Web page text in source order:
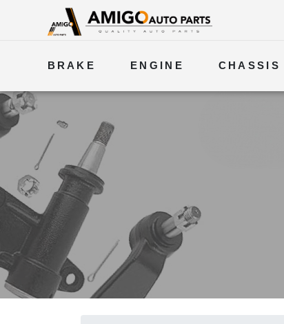
BRAKE ENGINE CHASSIS